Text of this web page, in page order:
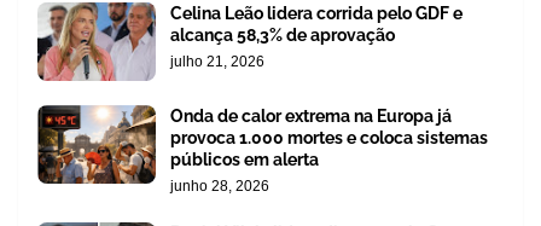
Celina Leão lidera corrida pelo GDF e
alcança 58,3% de aprovação
julho 21, 2026
Onda de calor extrema na Europa já
provoca 1.000 mortes e coloca sistemas
públicos em alerta
junho 28, 2026